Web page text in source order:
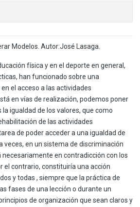
Modelos. Autor:José Lasaga.
física y en el deporte en general,
han funcionado sobre una
el acceso a las actividades
en vías de realización, podemos poner
igualdad de los valores, que como
de las actividades
de poder acceder a una igualdad de
en un sistema de discriminación
en contradicción con los
el contrario, constituiría una acción
y todas , siempre que la práctica de
fases de una lección o durante un
de organización que sean claros y